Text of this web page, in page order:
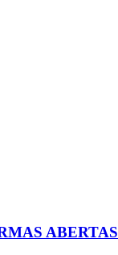
ABERTAS